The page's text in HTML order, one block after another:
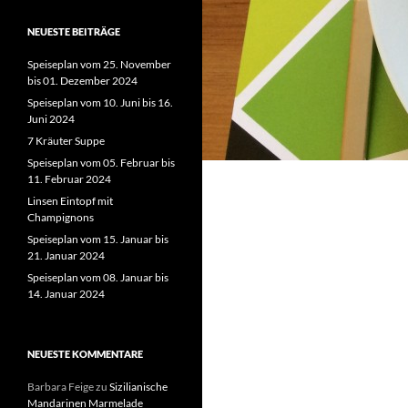
NEUESTE BEITRÄGE
Speiseplan vom 25. November
bis 01. Dezember 2024
Speiseplan vom 10. Juni bis 16.
Juni 2024
7 Kräuter Suppe
Speiseplan vom 05. Februar bis
11. Februar 2024
Linsen Eintopf mit
Champignons
Speiseplan vom 15. Januar bis
21. Januar 2024
Speiseplan vom 08. Januar bis
14. Januar 2024
NEUESTE KOMMENTARE
Barbara Feigezu Sizilianische
Mandarinen Marmelade